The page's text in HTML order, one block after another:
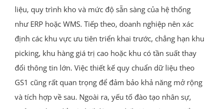
liệu, quy trình kho và mức độ sẵn sàng của hệ thống
như ERP hoặc WMS. Tiếp theo, doanh nghiệp nên xác
định các khu vực ưu tiên triển khai trước, chẳng hạn khu
picking, khu hàng giá trị cao hoặc khu có tần suất thay
đổi thông tin lớn. Việc thiết kế quy chuẩn dữ liệu theo
GS1 cũng rất quan trọng để đảm bảo khả năng mở rộng
và tích hợp về sau. Ngoài ra, yếu tố đào tạo nhân sự,